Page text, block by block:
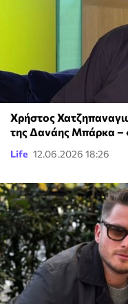
Χρήστος
της Δανάης Μπάρκα –
Life 12.06.2026 18:26